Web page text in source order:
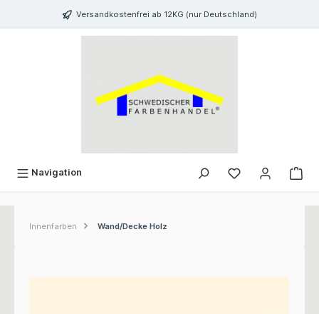
springen Versandkostenfrei ab 12KG (nur Deutschland)
Navigation
Innenfarben Wand/Decke Holz